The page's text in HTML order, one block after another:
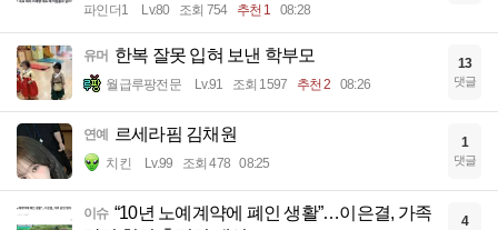
파인더1 Lv.80 조회 754 추천 1 08:28
유머 한복 잘못 입혀 보낸 학부모
월급루팡전문 Lv.91 조회 1597 추천 2 08:26
13
댓글
연예 르세라핌 김채원
치킨 Lv.99 조회 478 08:25
1
댓글
이슈 “10년 노예계약에 폐인 생활”…이은결, 가족
4